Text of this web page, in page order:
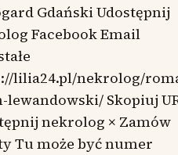
Gdański Udostępnij
Facebook Email
lilia24.pl/nekrolog/
lewandowski/ Skopiuj
nekrolog × Zamów
Tu może być numer